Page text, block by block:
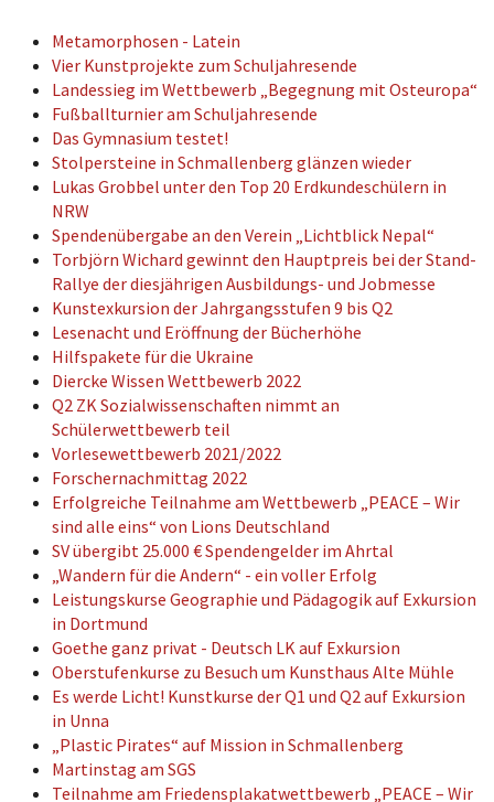
Metamorphosen - Latein
Vier Kunstprojekte zum Schuljahresende
Landessieg im Wettbewerb „Begegnung mit Osteuropa“
Fußballturnier am Schuljahresende
Das Gymnasium testet!
Stolpersteine in Schmallenberg glänzen wieder
Lukas Grobbel unter den Top 20 Erdkundeschülern in
NRW
Spendenübergabe an den Verein „Lichtblick Nepal“
Torbjörn Wichard gewinnt den Hauptpreis bei der Stand-
Rallye der diesjährigen Ausbildungs- und Jobmesse
Kunstexkursion der Jahrgangsstufen 9 bis Q2
Lesenacht und Eröffnung der Bücherhöhe
Hilfspakete für die Ukraine
Diercke Wissen Wettbewerb 2022
Q2 ZK Sozialwissenschaften nimmt an
Schülerwettbewerb teil
Vorlesewettbewerb 2021/2022
Forschernachmittag 2022
Erfolgreiche Teilnahme am Wettbewerb „PEACE – Wir
sind alle eins“ von Lions Deutschland
SV übergibt 25.000 € Spendengelder im Ahrtal
„Wandern für die Andern“ - ein voller Erfolg
Leistungskurse Geographie und Pädagogik auf Exkursion
in Dortmund
Goethe ganz privat - Deutsch LK auf Exkursion
Oberstufenkurse zu Besuch um Kunsthaus Alte Mühle
Es werde Licht! Kunstkurse der Q1 und Q2 auf Exkursion
in Unna
„Plastic Pirates“ auf Mission in Schmallenberg
Martinstag am SGS
Teilnahme am Friedensplakatwettbewerb „PEACE – Wir